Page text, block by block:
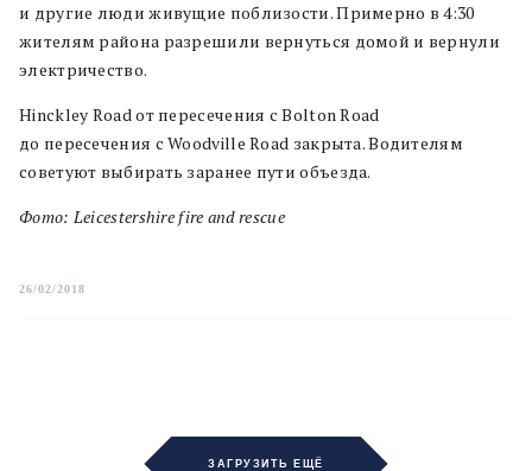
и другие люди живущие поблизости. Примерно в 4:30
жителям района разрешили вернуться домой и вернули
электричество.
Hinckley Road от пересечения с Bolton Road
до пересечения с Woodville Road закрыта. Водителям
советуют выбирать заранее пути объезда.
Фото: Leicestershire fire and rescue
26/02/2018
ЗАГРУЗИТЬ ЕЩЁ